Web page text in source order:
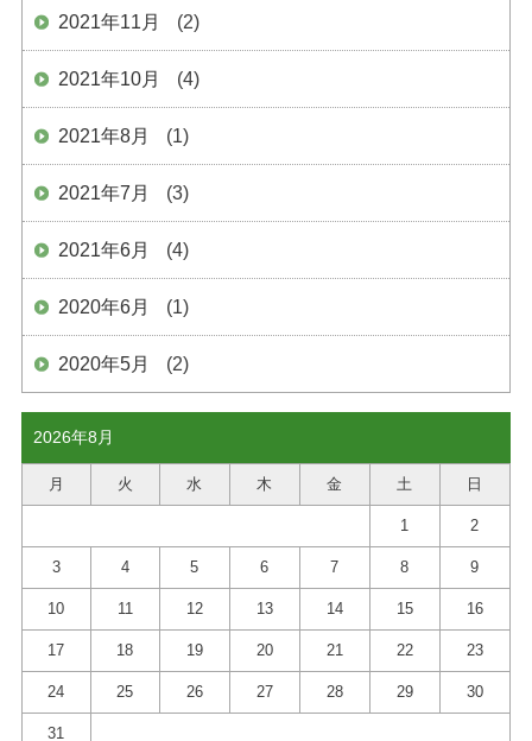
2021年11月 (2)
2021年10月 (4)
2021年8月 (1)
2021年7月 (3)
2021年6月 (4)
2020年6月 (1)
2020年5月 (2)
2026年8月
月 火 水 木 金 土 日
1 2
3 4 5 6 7 8 9
10 11 12 13 14 15 16
17 18 19 20 21 22 23
24 25 26 27 28 29 30
31